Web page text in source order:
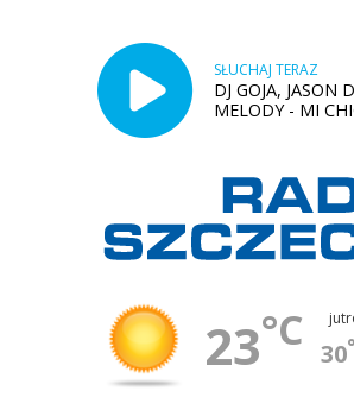
SŁUCHAJ TERAZ
DJ GOJA, JASON
MELODY - MI
23°C 30